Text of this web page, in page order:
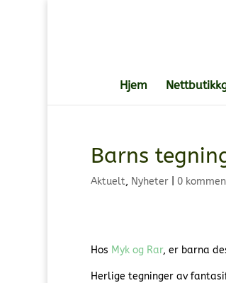
Hjem
Barns
Aktuelt, Nyheter| 0
Hos Myk og Rar, er barna
Herlige tegninger av